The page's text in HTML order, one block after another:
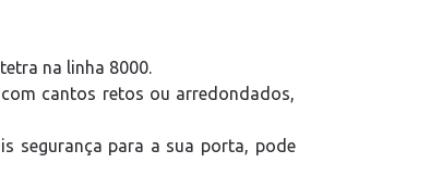
na linha 8000.
cantos retos ou arredondados,
segurança para a sua porta, pode